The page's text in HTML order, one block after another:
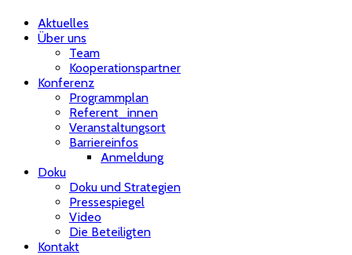
Aktuelles
Über uns
Team
Kooperationspartner
Konferenz
Programmplan
Referent_innen
Veranstaltungsort
Barriereinfos
Anmeldung
Doku
Doku und Strategien
Pressespiegel
Video
Die Beteiligten
Kontakt